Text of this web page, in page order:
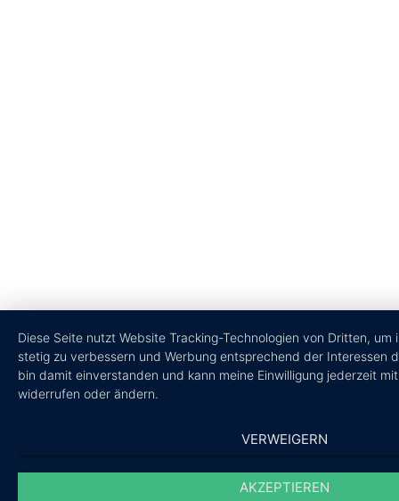
Diese Seite nutzt Website Tracking-Technologien von Dritten, um
stetig zu verbessern und Werbung entsprechend der Interessen
bin damit einverstanden und kann meine Einwilligung jederzeit
widerrufen oder ändern.
VERWEIGERN
AKZEPTIEREN